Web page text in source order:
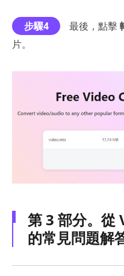
步驟4 最後，點擊
片。
第 3 部分。從
的常見問題解